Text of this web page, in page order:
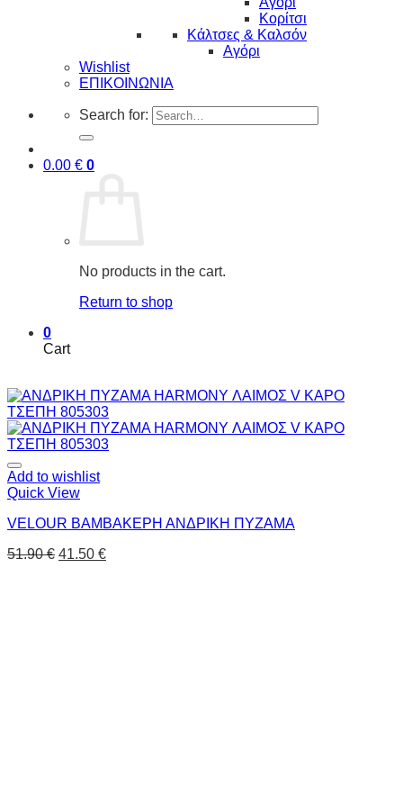
Κορίτσι
Κάλτσες & Καλσόν
Αγόρι
Wishlist
ΕΠΙΚΟΙΝΩΝΙΑ
Search for:
0.00 € 0
No products in the cart.
Return to shop
0
Cart
Add to wishlist
Quick View
VELOUR ΒΑΜΒΑΚΕΡΗ ΑΝΔΡΙΚΗ ΠΥΖΑΜΑ
51.90€ 41.50 €